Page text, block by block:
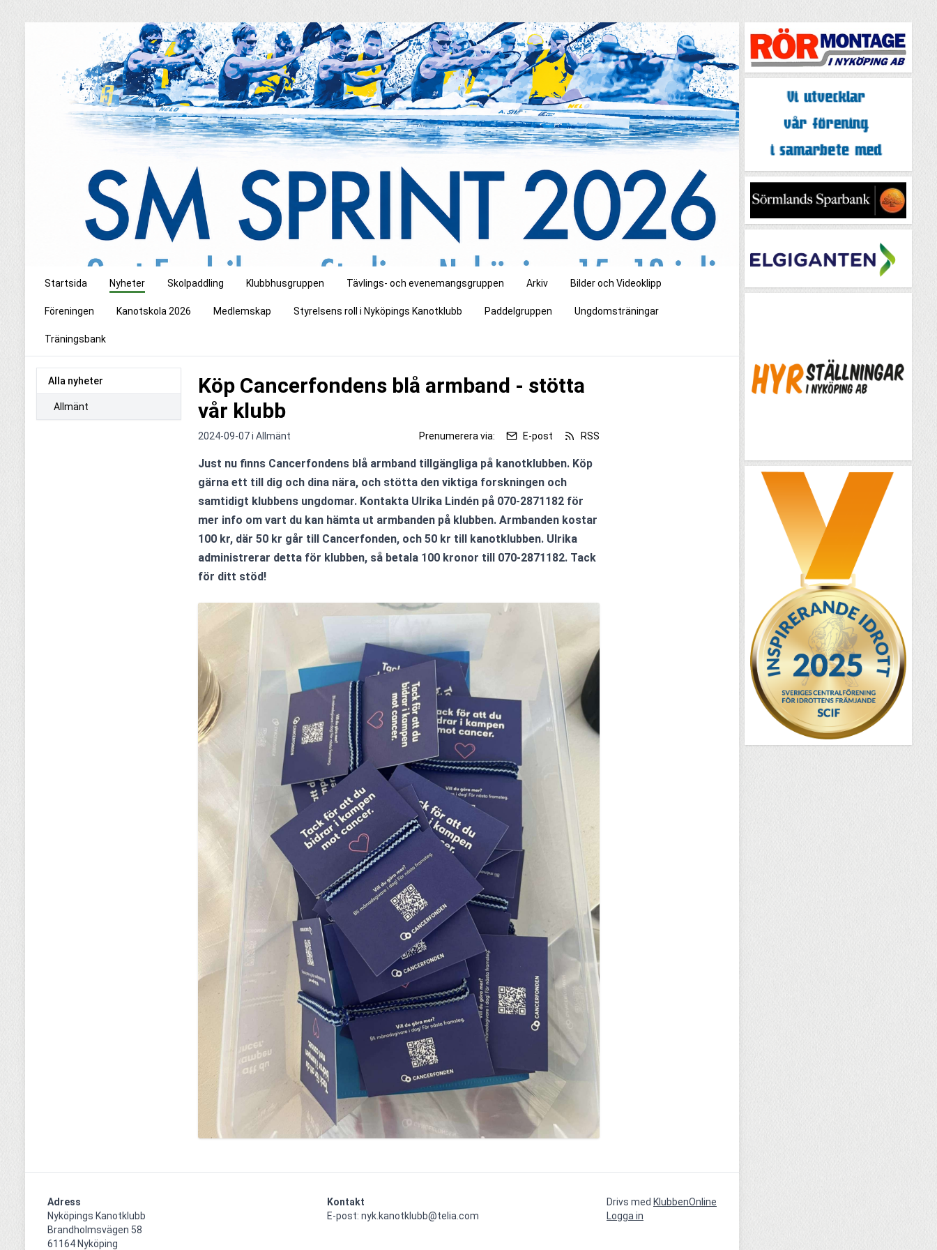
Startsida Nyheter Skolpaddling Klubbhusgruppen Tävlings- och evenemangsgruppen Arkiv Bilder och Videoklipp
Föreningen Kanotskola 2026 Medlemskap Styrelsens roll i Nyköpings Kanotklubb Paddelgruppen Ungdomsträningar
Träningsbank
Alla nyheter
Allmänt
Köp Cancerfondens blå armband - stötta
vår klubb
2024-09-07 i Allmänt Prenumerera via: E-post RSS
Just nu finns Cancerfondens blå armband tillgängliga på kanotklubben. Köp
gärna ett till dig och dina nära, och stötta den viktiga forskningen och
samtidigt klubbens ungdomar. Kontakta Ulrika Lindén på 070-2871182 för
mer info om vart du kan hämta ut armbanden på klubben. Armbanden kostar
100 kr, där 50 kr går till Cancerfonden, och 50 kr till kanotklubben. Ulrika
administrerar detta för klubben, så betala 100 kronor till 070-2871182. Tack
för ditt stöd!
Adress
Nyköpings Kanotklubb
Brandholmsvägen 58
61164 Nyköping
Kontakt
E-post: nyk.kanotklubb@telia.com
Drivs med KlubbenOnline
Logga in